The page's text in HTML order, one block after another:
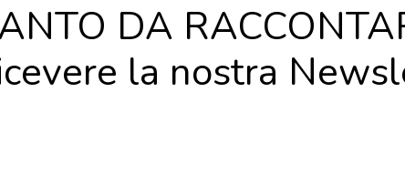
DA
la nostra